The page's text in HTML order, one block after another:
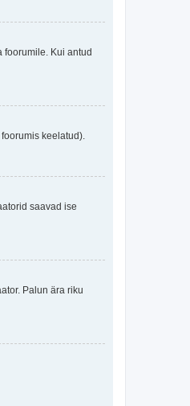
foorumile. Kui antud
keelatud).
saavad ise
Palun ära riku